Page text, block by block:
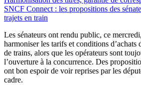
SNCF Connect : les propositions des
trajets en train
Les sénateurs ont rendu public, ce
harmoniser les tarifs et conditions d’achats
de trains, alors que les opérateurs sont
l’ouverture à la concurrence. Des
ont bon espoir de voir reprises par les
cadre.